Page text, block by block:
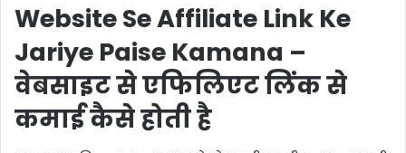
Website Se Affiliate Link Ke
Jariye Paise Kamana –
वेबसाइट से एफिलिएट लिंक से
कमाई कैसे होती है